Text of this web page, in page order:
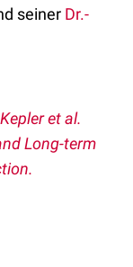
seiner Dr.-
et al.
Long-term